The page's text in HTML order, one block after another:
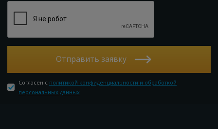
Отправить заявку
Согласен с политикой конфиденциальности и обработкой
персональных данных